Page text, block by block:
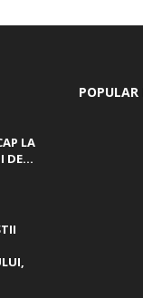
LA
DE...
POPULAR